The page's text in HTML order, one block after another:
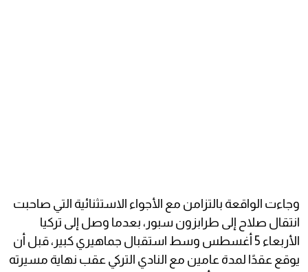
وجاءت الواقعة بالتزامن مع الأجواء الاستثنائية التي صاحبت
انتقال صلاح إلى طرابزون سبور، بعدما وصل إلى تركيا
الأربعاء 5 أغسطس وسط استقبال جماهيري كبير، قبل أن
يوقع عقدًا لمدة عامين مع النادي التركي عقب نهاية مسيرته